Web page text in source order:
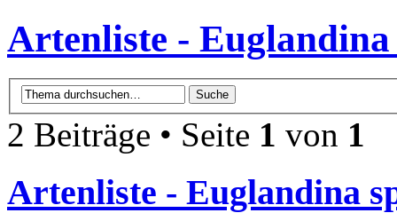
Artenliste -
2 Beiträge • Seite 1 von 1
Artenliste - Euglandina